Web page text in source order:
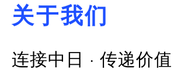
关于我们
连接中日 · 传递价